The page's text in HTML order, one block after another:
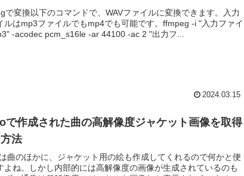
で変換以下のコマンドで、WAVファイルに変換できます。入力
ルはmp3ファイルでもmp4でも可能です。ffmpeg -i "入力ファイ
-acodec pcm_s16le -ar 44100 -ac 2 "出力フ...
2024.03.15
で作成された曲の高解像度ジャケット画像を取得
法
曲のほかに、ジャケット用の絵も作成してくれるので何かと便
よね。しかし内部的には高解像度の画像が生成されているのも